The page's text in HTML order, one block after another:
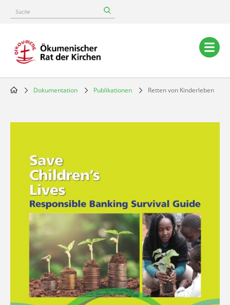
content
Suche
Main
navigation
Dokumentation Publikationen Retten von Kinderleben